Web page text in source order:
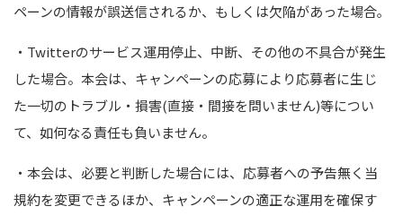
ペーンの情報が誤送信されるか、もしくは欠陥があった場合｡
・ Twitterのサービス運用停止、中断、その他の不具合が発生
した場合。本会は、キャンペーンの応募により応募者に生じ
た一切のトラブル・損害(直接・間接を問いません)等につい
て、如何なる責任も負いません。
・本会は、必要と判断した場合には、応募者への予告無く当
規約を変更できるほか、キャンペーンの適正な運用を確保す